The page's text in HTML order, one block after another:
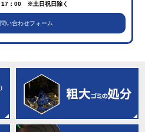
17：00 ※土日祝日除く
い合わせフォーム